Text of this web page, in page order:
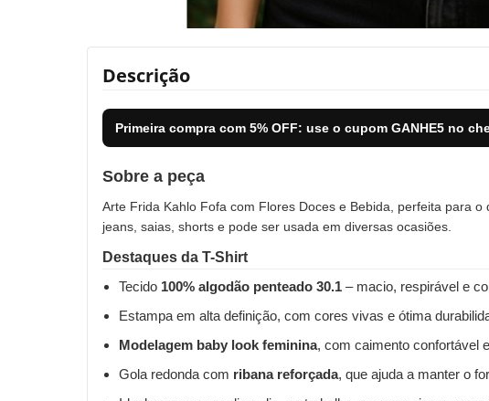
Descrição
Primeira compra com 5% OFF: use o cupom GANHE5 no
Sobre a peça
Arte Frida Kahlo Fofa com Flores Doces e Bebida, perfeita para
jeans, saias, shorts e pode ser usada em diversas ocasiões.
Destaques da T-Shirt
Tecido 100% algodão penteado 30.1 – macio, respirável e
Estampa em alta definição, com cores vivas e ótima
Modelagem baby look feminina, com caimento confortável
Gola redonda com ribana reforçada, que ajuda a manter o